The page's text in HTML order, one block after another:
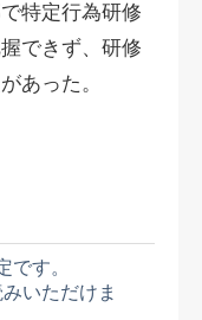
特定行為研修
できず、研修
あった。
です。
いただけま